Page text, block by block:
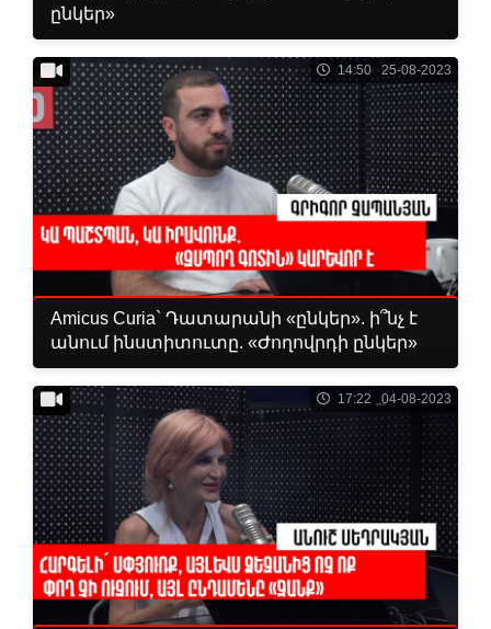
ընկեր»
14:50 25-08-2023
Amicus Curia` Դատարանի «ընկեր». ի՞նչ է
անում ինստիտուտը. «Ժողովրդի ընկեր»
17:22 04-08-2023